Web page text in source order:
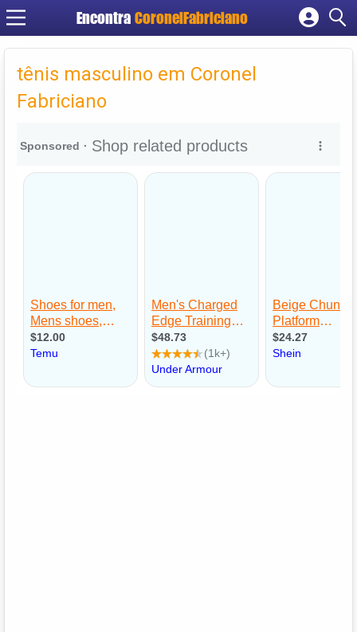
Encontra CoronelFabriciano
Cadastrar empresa
Criar conta
tênis masculino em Coronel
Fabriciano